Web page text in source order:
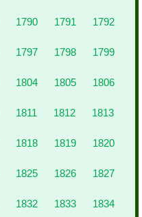
1790 1791 1792
1797 1798 1799
1804 1805 1806
1811 1812 1813
1818 1819 1820
1825 1826 1827
1832 1833 1834